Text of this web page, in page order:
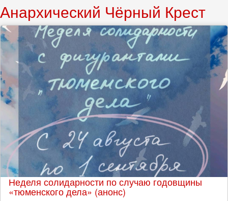
Анархический Чёрный Крест
Неделя солидарности по случаю годовщины
«тюменского дела» (анонс)